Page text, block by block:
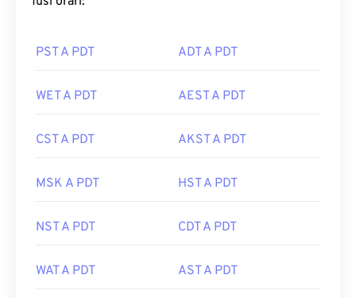
PST A PDT ADT A PDT
WET A PDT AEST A PDT
CST A PDT AKST A PDT
MSK A PDT HST A PDT
NST A PDT CDT A PDT
WAT A PDT AST A PDT